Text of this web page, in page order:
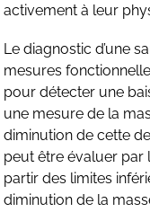
activement à leur
Le diagnostic d’une
mesures
pour détecter une
une mesure de la
diminution de cette
peut être évaluer par
partir des limites
diminution de la